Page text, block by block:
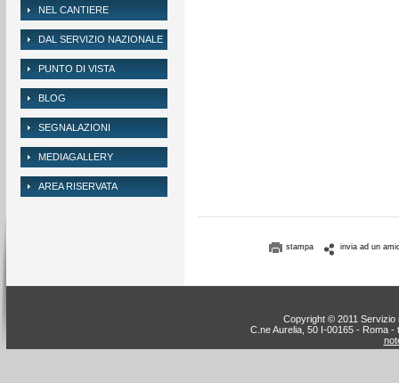
NEL CANTIERE
DAL SERVIZIO NAZIONALE
PUNTO DI VISTA
BLOG
SEGNALAZIONI
MEDIAGALLERY
AREA RISERVATA
stampa invia ad un
Copyright © 2011 Servizio
C.ne Aurelia, 50 I-00165 - Roma